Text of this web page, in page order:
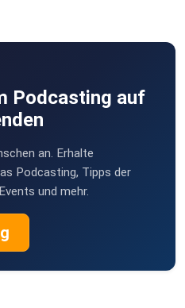
Podcasting auf
an. Erhalte
Podcasting, Tipps der
und mehr.